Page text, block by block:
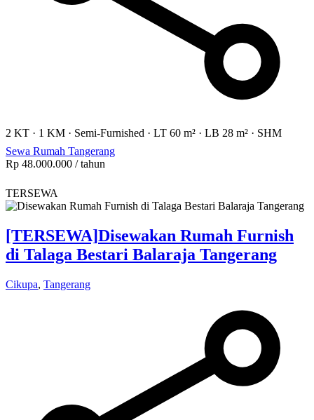
2 KT · 1 KM · Semi-Furnished · LT 60 m² · LB 28 m² · SHM
Sewa Rumah Tangerang
Rp 48.000.000 / tahun
TERSEWA
[TERSEWA]Disewakan Rumah Furnish
di Talaga Bestari Balaraja Tangerang
Cikupa, Tangerang